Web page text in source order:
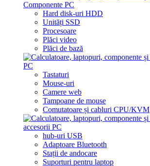
Componente PC
Hard disk-uri HDD
Unități SSD
Procesoare
Plăci video
Plăci de bază
PC
Tastaturi
Mouse-uri
Camere web
Tampoane de mouse
Comutatoare și cabluri CPU/KVM
accesorii PC
hub-uri USB
Adaptoare Bluetooth
Stații de andocare
Suporturi pentru laptop